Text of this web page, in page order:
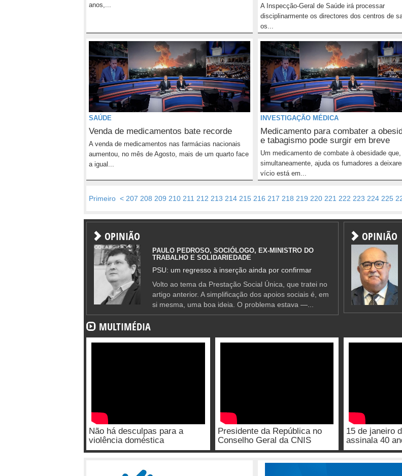
anos,...
A Inspecção-Geral de Saúde irá processar
disciplinarmente os directores dos centros de
os...
SAÚDE
Venda de medicamentos bate recorde
A venda de medicamentos nas farmácias nacionais
aumentou, no mês de Agosto, mais de um quarto face
a igual...
INVESTIGAÇÃO MÉDICA
Medicamento para combater a
e tabagismo pode surgir em breve
Um medicamento de combate à obesidade que,
simultaneamente, ajuda os fumadores a
vício está em...
Primeiro < 207 208 209 210 211 212 213 214 215 216 217 218 219 220 221 222 223 224 225
OPINIÃO
PAULO PEDROSO, SOCIÓLOGO, EX-MINISTRO DO
TRABALHO E SOLIDARIEDADE
PSU: um regresso à inserção ainda por confirmar
Volto ao tema da Prestação Social Única, que tratei no
artigo anterior. A simplificação dos apoios sociais é, em
si mesma, uma boa ideia. O problema estava —...
OPINIÃO
MULTIMÉDIA
Não há desculpas para a
violência doméstica
Presidente da República no
Conselho Geral da CNIS
15 de janeiro
assinala 40